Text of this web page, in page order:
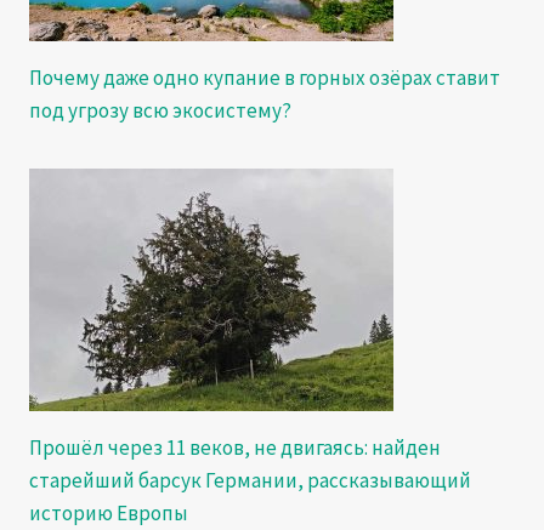
Почему даже одно купание в горных озёрах ставит
под угрозу всю экосистему?
Прошёл через 11 веков, не двигаясь: найден
старейший барсук Германии, рассказывающий
историю Европы